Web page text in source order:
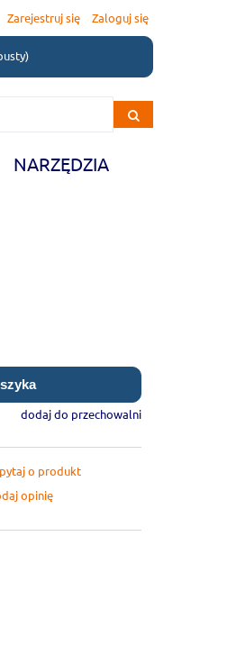
Zarejestruj się Zaloguj się
NARZĘDZIA
dodaj do przechowalni
o produkt
opinię